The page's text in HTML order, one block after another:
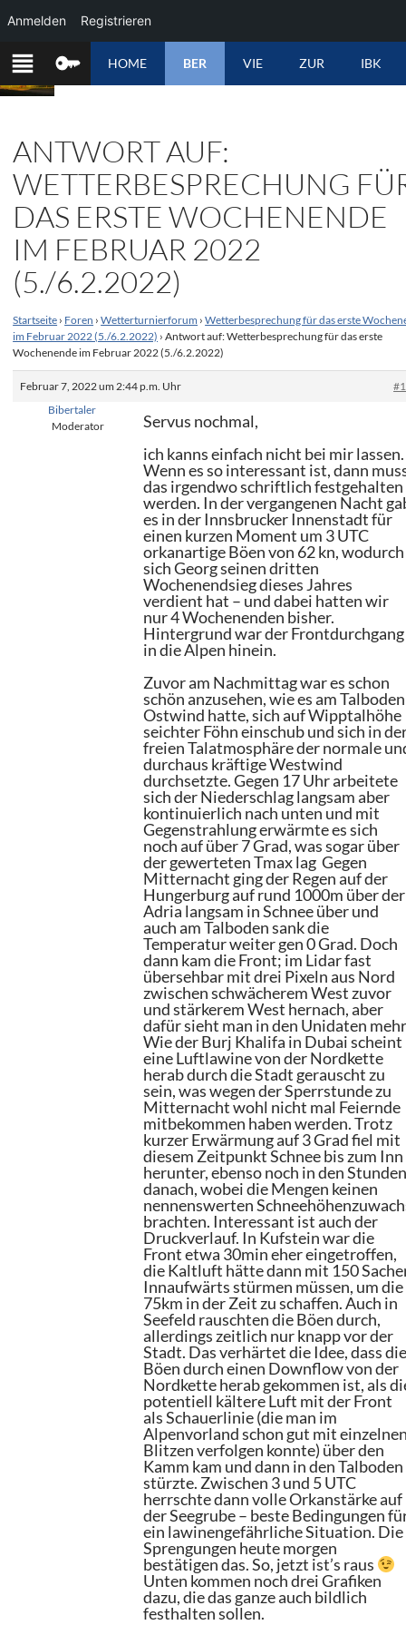
ZUM
INHALT
SPRINGEN
HOME BER VIE ZUR IBK
ANTWORT AUF:
WETTERBESPRECHUNG
DAS ERSTE WOCHENENDE
IM FEBRUAR 2022
(5./6.2.2022)
Startseite › Foren › Wetterturnierforum › Wetterbesprechung für das erste
im Februar 2022 (5./6.2.2022) › Antwort auf: Wetterbesprechung für das erste
Wochenende im Februar 2022 (5./6.2.2022)
Februar 7, 2022 um 2:44 p.m. Uhr
Bibertaler
Moderator
Servus nochmal,
ich kanns einfach nicht bei mir lassen.
Wenn es so interessant ist, dann
das irgendwo schriftlich festgehalten
werden. In der vergangenen Nacht
es in der Innsbrucker Innenstadt für
einen kurzen Moment um 3 UTC
orkanartige Böen von 62 kn, wodurch
sich Georg seinen dritten
Wochenendsieg dieses Jahres
verdient hat – und dabei hatten wir
nur 4 Wochenenden bisher.
Hintergrund war der Frontdurchgang
in die Alpen hinein.
Zuvor am Nachmittag war es schon
schön anzusehen, wie es am Talboden
Ostwind hatte, sich auf Wipptalhöhe
seichter Föhn einschub und sich in
freien Talatmosphäre der normale
durchaus kräftige Westwind
durchsetzte. Gegen 17 Uhr arbeitete
sich der Niederschlag langsam aber
kontinuierlich nach unten und mit
Gegenstrahlung erwärmte es sich
noch auf über 7 Grad, was sogar über
der gewerteten Tmax lag Gegen
Mitternacht ging der Regen auf der
Hungerburg auf rund 1000m über der
Adria langsam in Schnee über und
auch am Talboden sank die
Temperatur weiter gen 0 Grad. Doch
dann kam die Front; im Lidar fast
übersehbar mit drei Pixeln aus Nord
zwischen schwächerem West zuvor
und stärkerem West hernach, aber
dafür sieht man in den Unidaten
Wie der Burj Khalifa in Dubai scheint
eine Luftlawine von der Nordkette
herab durch die Stadt gerauscht zu
sein, was wegen der Sperrstunde zu
Mitternacht wohl nicht mal Feiernde
mitbekommen haben werden. Trotz
kurzer Erwärmung auf 3 Grad fiel mit
diesem Zeitpunkt Schnee bis zum Inn
herunter, ebenso noch in den
danach, wobei die Mengen keinen
nennenswerten
brachten. Interessant ist auch der
Druckverlauf. In Kufstein war die
Front etwa 30min eher eingetroffen,
die Kaltluft hätte dann mit 150
Innaufwärts stürmen müssen, um die
75km in der Zeit zu schaffen. Auch in
Seefeld rauschten die Böen durch,
allerdings zeitlich nur knapp vor der
Stadt. Das verhärtet die Idee, dass
Böen durch einen Downflow von der
Nordkette herab gekommen ist, als
potentiell kältere Luft mit der Front
als Schauerlinie (die man im
Alpenvorland schon gut mit
Blitzen verfolgen konnte) über den
Kamm kam und dann in den Talboden
stürzte. Zwischen 3 und 5 UTC
herrschte dann volle Orkanstärke auf
der Seegrube – beste Bedingungen
ein lawinengefährliche Situation. Die
Sprengungen heute morgen
bestätigen das. So, jetzt ist’s raus
Unten kommen noch drei Grafiken
dazu, die das ganze auch bildlich
festhalten sollen.
Anmelden Registrieren